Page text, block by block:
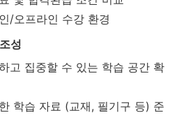
/오프라인 수강 환경
성
고 집중할 수 있는 학습 공간 확
학습 자료 (교재, 필기구 등) 준